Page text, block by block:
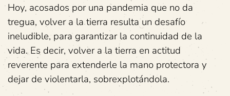
Hoy, acosados por una pandemia que no da
tregua, volver a la tierra resulta un desafío
ineludible, para garantizar la continuidad de la
vida. Es decir, volver a la tierra en actitud
reverente para extenderle la mano protectora y
dejar de violentarla, sobrexplotándola.